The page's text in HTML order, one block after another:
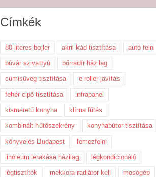
Címkék
80 literes bojler akril kád tisztítása autó felni
búvár szivattyú bőrradír házilag
cumisüveg tisztítása e roller javítás
fehér cipő tisztítása infrapanel
kisméretű konyha klíma fűtés
kombinált hűtőszekrény konyhabútor tisztítása
könyvelés Budapest lemezfelni
linóleum lerakása házilag légkondicionáló
légtisztítók mekkora radiátor kell mosógép